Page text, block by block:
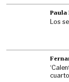
Paula
Los